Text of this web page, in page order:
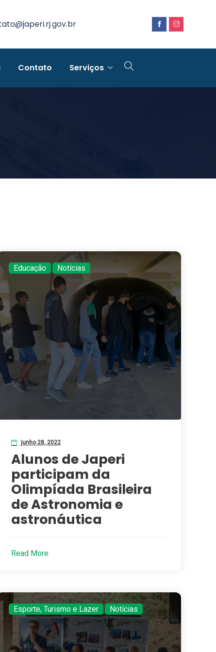
Contato Serviços
Educação Notícias
junho 28, 2022
Alunos de Japeri
participam da
Olimpíada Brasileira
de Astronomia e
astronáutica
Read More
Esporte, Turismo e Lazer Notícias